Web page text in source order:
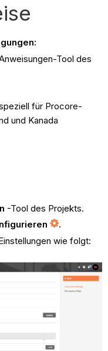
Tool des
für Procore-
und Kanada
-Tool des Projekts.
.
wie folgt: